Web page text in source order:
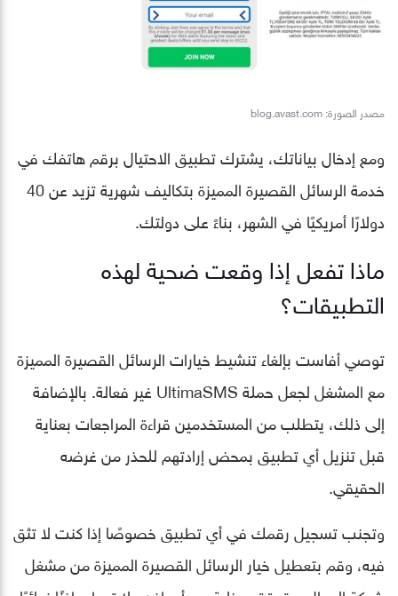
مصدر الصورة: blog.avast.com
ومع إدخال بياناتك، يشترك تطبيق الاحتيال برقم هاتفك في
خدمة الرسائل القصيرة المميزة بتكاليف شهرية تزيد عن 40
دولارًا أمريكيًا في الشهر، بناءً على دولتك.
ماذا تفعل إذا وقعت ضحية لهذه
التطبيقات؟
توصي أفاست بإلغاء تنشيط خيارات الرسائل القصيرة المميزة
مع المشغل لجعل حملة UltimaSMS غير فعالة. بالإضافة
إلى ذلك، يتطلب من المستخدمين قراءة المراجعات بعناية
قبل تنزيل أي تطبيق بمحض إرادتهم للحذر من غرضه
الحقيقي.
وتجنب تسجيل رقمك في أي تطبيق خصوصًا إذا كنت لا تثق
فيه، وقم بتعطيل خيار الرسائل القصيرة المميزة من مشغل